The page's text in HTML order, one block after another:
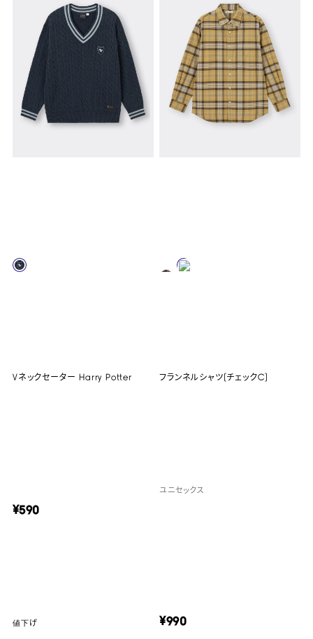
Vネックセーター Harry Potter
¥590
値下げ
フランネルシャツ(チェックC)
ユニセックス
¥990